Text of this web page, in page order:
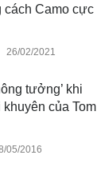
cách Camo cực
26/02/2021
tưởng’ khi
của Tom
05/2016